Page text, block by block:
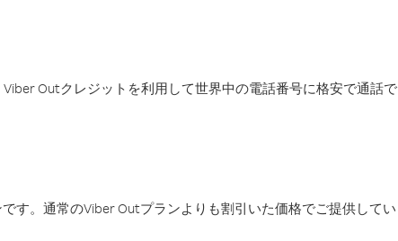
Outクレジットを利用して世界中の電話番号に格安で通話で
す。通常のViber Outプランよりも割引いた価格でご提供してい